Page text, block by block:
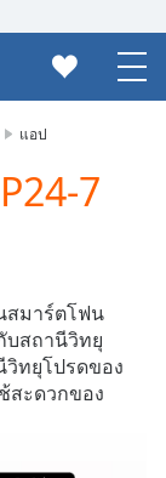
แอป
7
สมาร์ตโฟน
บสถานีวิทยุ
ทยุโปรดของ
สะดวกของ